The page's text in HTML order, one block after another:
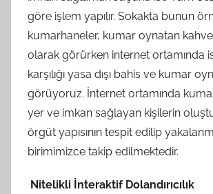
göre işlem yapılır. Sokakta bunun
kumarhaneler, kumar oynatan
olarak görürken internet ortamında
karşılığı yasa dışı bahis ve kumar
görüyoruz. İnternet ortamında
yer ve imkan sağlayan kişilerin
örgüt yapısının tespit edilip
birimimizce takip edilmektedir.
Nitelikli İnteraktif Dolandırıcılık